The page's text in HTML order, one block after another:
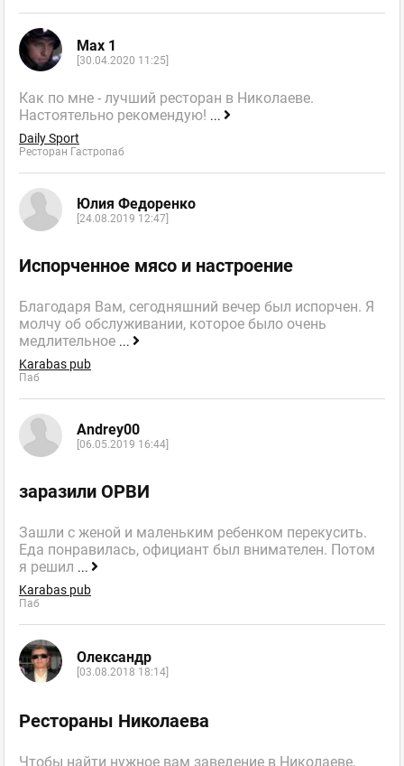
Max 1
[30.04.2020 11:25]
Как по мне - лучший ресторан в Николаеве.
Настоятельно рекомендую! ...
Daily Sport
Ресторан Гастропаб
Юлия Федоренко
[24.08.2019 12:47]
Испорченное мясо и настроение
Благодаря Вам, сегодняшний вечер был испорчен. Я
молчу об обслуживании, которое было очень
медлительное ...
Karabas pub
Паб
Andrey00
[06.05.2019 16:44]
заразили ОРВИ
Зашли с женой и маленьким ребенком перекусить.
Еда понравилась, официант был внимателен. Потом
я решил ...
Karabas pub
Паб
Олександр
[03.08.2018 18:14]
Рестораны Николаева
Чтобы найти нужное вам заведение в Николаеве,